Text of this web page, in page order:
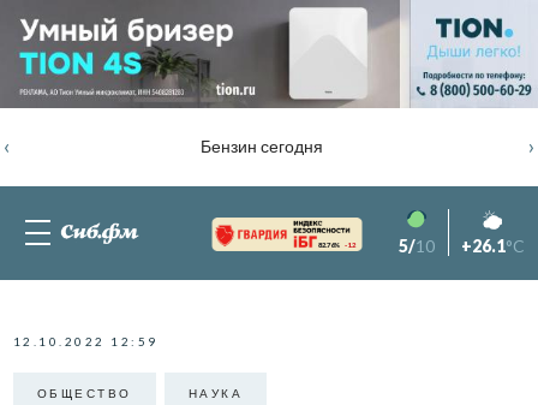
Бензин сегодня
‹ ›
82.76% -1.2 5/10 +26.1°C
12.10.2022 12:59
ОБЩЕСТВО НАУКА